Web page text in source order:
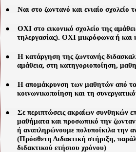
● Ναι στο ζωντανό και ενιαίο σχολείο
●
ΟΧΙ στο εικονικό σχολείο της
τηλεργασίας). ΟΧΙ μικρόφωνα ή και
●
Η κατάργηση της ζωντανής
αμάθεια, στη κατηγοριοποίηση,
●
Η απομάκρυνση των μαθητών από τα
κοινωνικοποίηση και τη
●
Σε περιπτώσεις ακραίων συνθηκών
μαθήματα και προσωπικό την
ή αναπληρώνουμε πολυποίκιλα την
(Πρόσθετη Διδακτική στήριξη,
διδακτικού ετήσιου χρόνου)